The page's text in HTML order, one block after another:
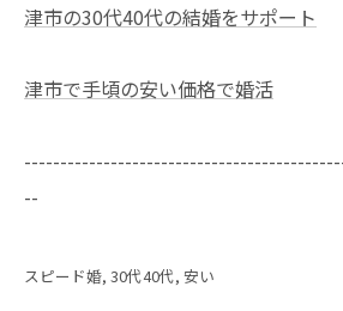
津市の30代40代の結婚をサポート
津市で手頃の安い価格で婚活
--
スピード婚 30代40代 安い